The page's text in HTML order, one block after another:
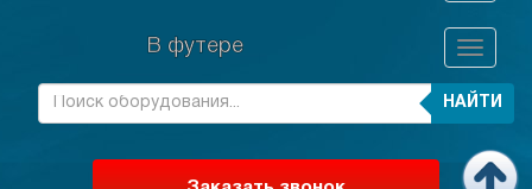
В футере
НАЙТИ